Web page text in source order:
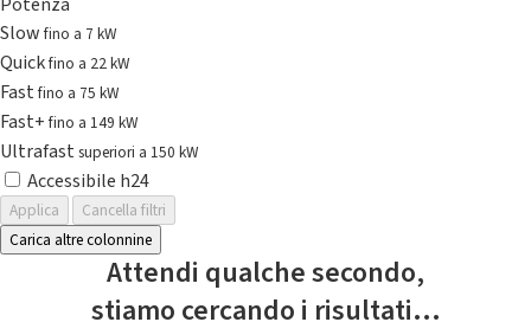
Slowfino a 7 kW
Quickfino a 22 kW
Fastfino a 75 kW
Fast+fino a 149 kW
Ultrafast superiori a 150 kW
Accessibile h24
Applica
Cancella filtri
Carica altre colonnine
Attendi qualche secondo,
stiamo cercando i risultati...